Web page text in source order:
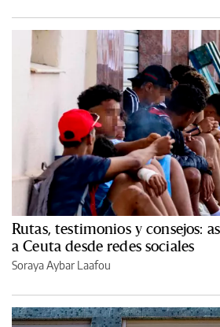
Rutas, testimonios y consejos:
a Ceuta desde redes sociales
Soraya Aybar Laafou